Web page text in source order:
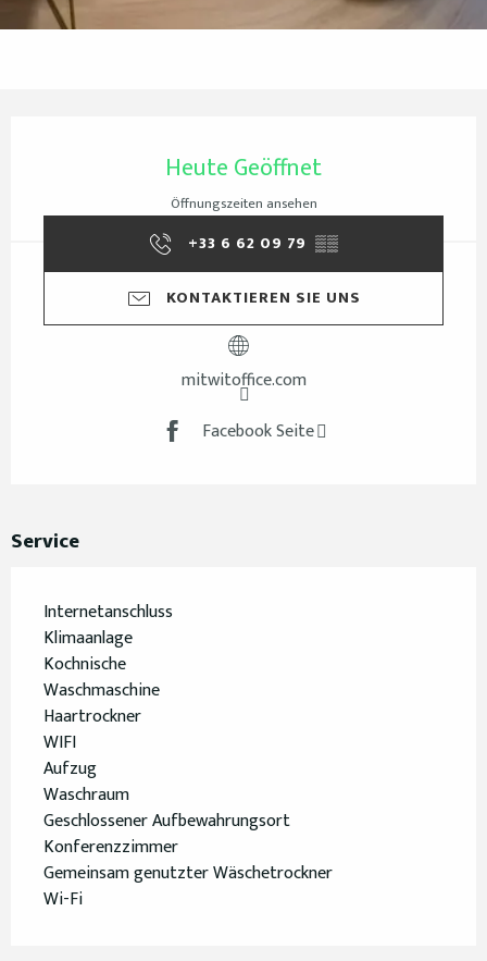
Heute Geöffnet
Öffnungszeiten ansehen
+33 6 62 09 79 ▒▒
KONTAKTIEREN SIE UNS
mitwitoffice.com
Facebook Seite
Service
Internetanschluss
Klimaanlage
Kochnische
Waschmaschine
Haartrockner
WIFI
Aufzug
Waschraum
Geschlossener Aufbewahrungsort
Konferenzzimmer
Gemeinsam genutzter Wäschetrockner
Wi-Fi